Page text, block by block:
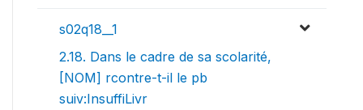
s02q18__1
2.18. Dans le cadre de sa scolarité,
[NOM] rcontre-t-il le pb
suiv:InsuffiLivr